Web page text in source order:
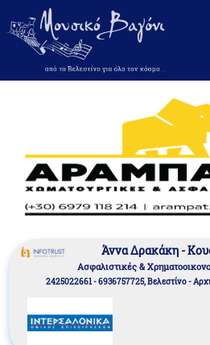
Άννα Δρακάκη -
Aσφαλιστικές &
2425022661 - 6936757725, Βελεστίνο -